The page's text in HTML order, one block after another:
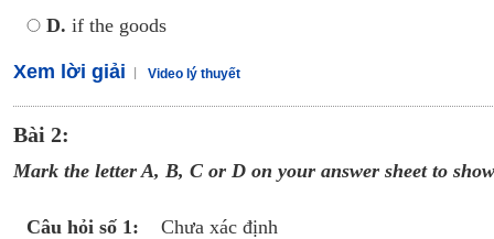
D. if the goods
Xem lời giải Video lý thuyết
Bài 2:
Mark the letter A, B, C or D on your answer sheet to
Câu hỏi số 1:
Chưa xác định